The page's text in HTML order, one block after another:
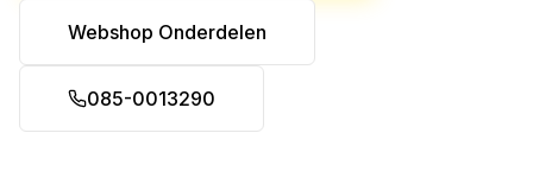
Webshop Onderdelen
085-0013290